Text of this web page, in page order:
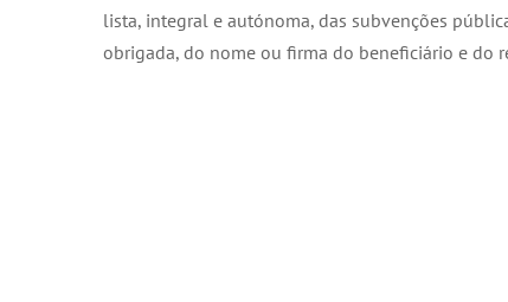
lista, integral e autónoma, das subvenções
obrigada, do nome ou firma do beneficiário e do